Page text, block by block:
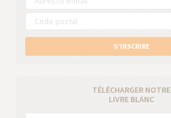
S’INSCRIRE
TÉLÉCHARGER NOTRE
LIVRE BLANC